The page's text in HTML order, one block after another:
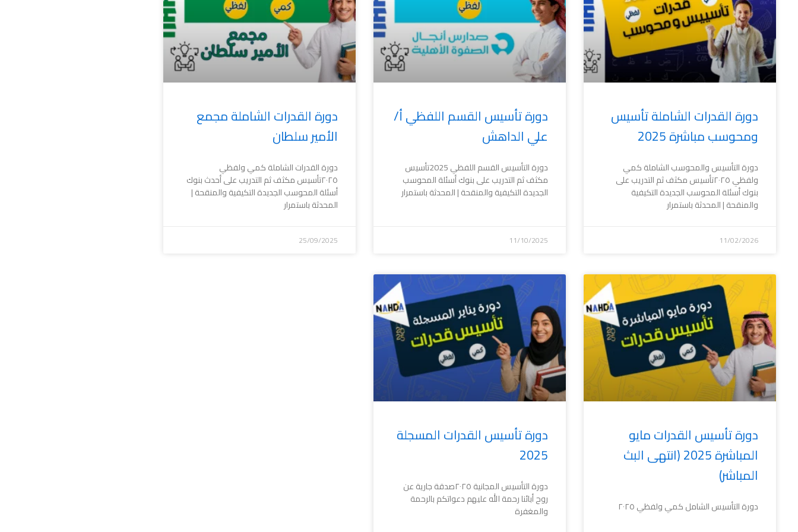
دورة القدرات الشاملة تأسيس
ومحوسب مباشرة 2025
دورة التأسيس والمحوسب الشاملة كمي
ولفظي ٢٠٢٥تأسيس مكثف ثم التدريب على
بنوك أسئلة المحوسب الجديدة التكيفية
والمنقحة | المحدثة باستمرار
11/02/2026
دورة تأسيس القسم اللفظي أ/
علي الداهش
دورة التأسيس القسم اللفظي 2025تأسيس
مكثف ثم التدريب على بنوك أسئلة المحوسب
الجديدة التكيفية والمنقحة | المحدثة باستمرار
11/10/2025
دورة القدرات الشاملة مجمع
الأمير سلطان
دورة القدرات الشاملة كمي ولفظي
٢٠٢٥تأسيس مكثف ثم التدريب على أحدث بنوك
أسئلة المحوسب الجديدة التكيفية والمنقحة |
المحدثة باستمرار
25/09/2025
دورة تأسيس القدرات مايو
المباشرة 2025 (انتهى البث
المباشر)
دورة التأسيس الشامل كمي ولفظي ٢٠٢٥
دورة تأسيس القدرات المسجلة
2025
دورة التأسيس المجانية ٢٠٢٥صدقة جارية عن
روح أبائنا رحمة الله عليهم دعواتكم بالرحمة
والمغفرة